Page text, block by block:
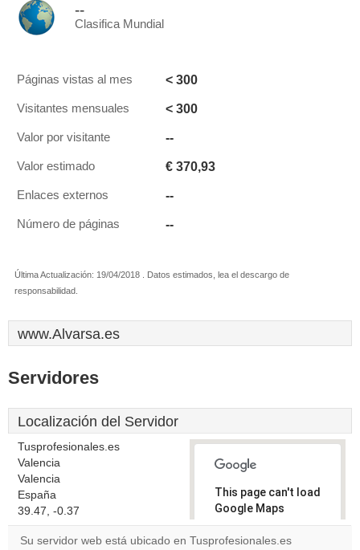
--
Clasifica Mundial
Páginas vistas al mes < 300
Visitantes mensuales < 300
Valor por visitante --
Valor estimado € 370,93
Enlaces externos --
Número de páginas --
Última Actualización: 19/04/2018 . Datos estimados, lea el descargo de
responsabilidad.
www.Alvarsa.es
Servidores
Localización del Servidor
Tusprofesionales.es
Valencia
Valencia
España
39.47, -0.37
This page can't load
Google Maps
correctly.
Su servidor web está ubicado en Tusprofesionales.es